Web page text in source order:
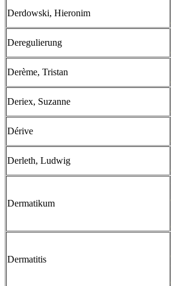
Derdowski, Hieronim
Deregulierung
Derème, Tristan
Deriex, Suzanne
Dérive
Derleth, Ludwig
Dermatikum
Dermatitis